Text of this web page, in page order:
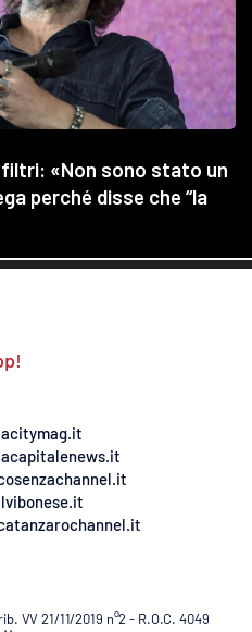
VV 21/11/2019 n°2 - R.O.C. 4049